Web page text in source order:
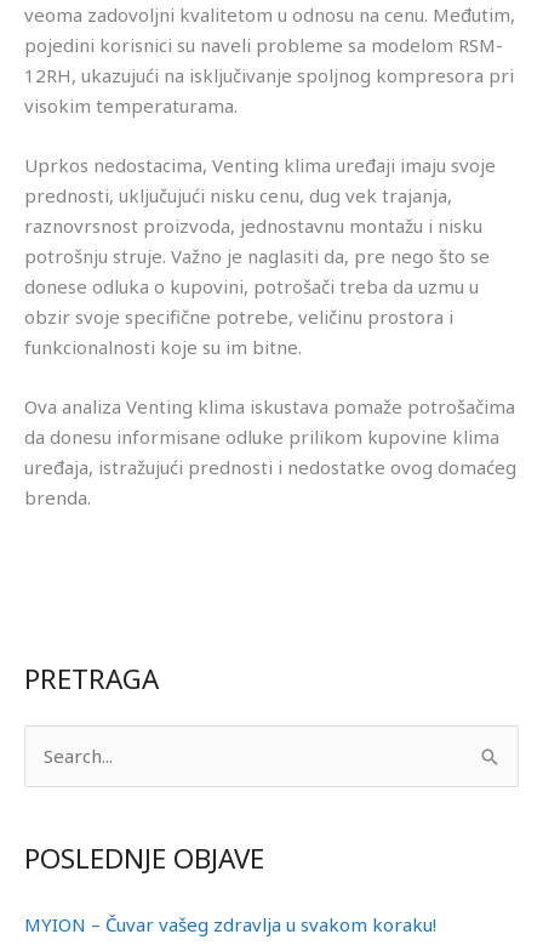
veoma zadovoljni kvalitetom u odnosu na cenu. Međutim,
pojedini korisnici su naveli probleme sa modelom RSM-
12RH, ukazujući na isključivanje spoljnog kompresora pri
visokim temperaturama.
Uprkos nedostacima, Venting klima uređaji imaju svoje
prednosti, uključujući nisku cenu, dug vek trajanja,
raznovrsnost proizvoda, jednostavnu montažu i nisku
potrošnju struje. Važno je naglasiti da, pre nego što se
donese odluka o kupovini, potrošači treba da uzmu u
obzir svoje specifične potrebe, veličinu prostora i
funkcionalnosti koje su im bitne.
Ova analiza Venting klima iskustava pomaže potrošačima
da donesu informisane odluke prilikom kupovine klima
uređaja, istražujući prednosti i nedostatke ovog domaćeg
brenda.
PRETRAGA
тPOSLEDNJE OBJAVE
MYION – Čuvar vašeg zdravlja u svakom koraku!